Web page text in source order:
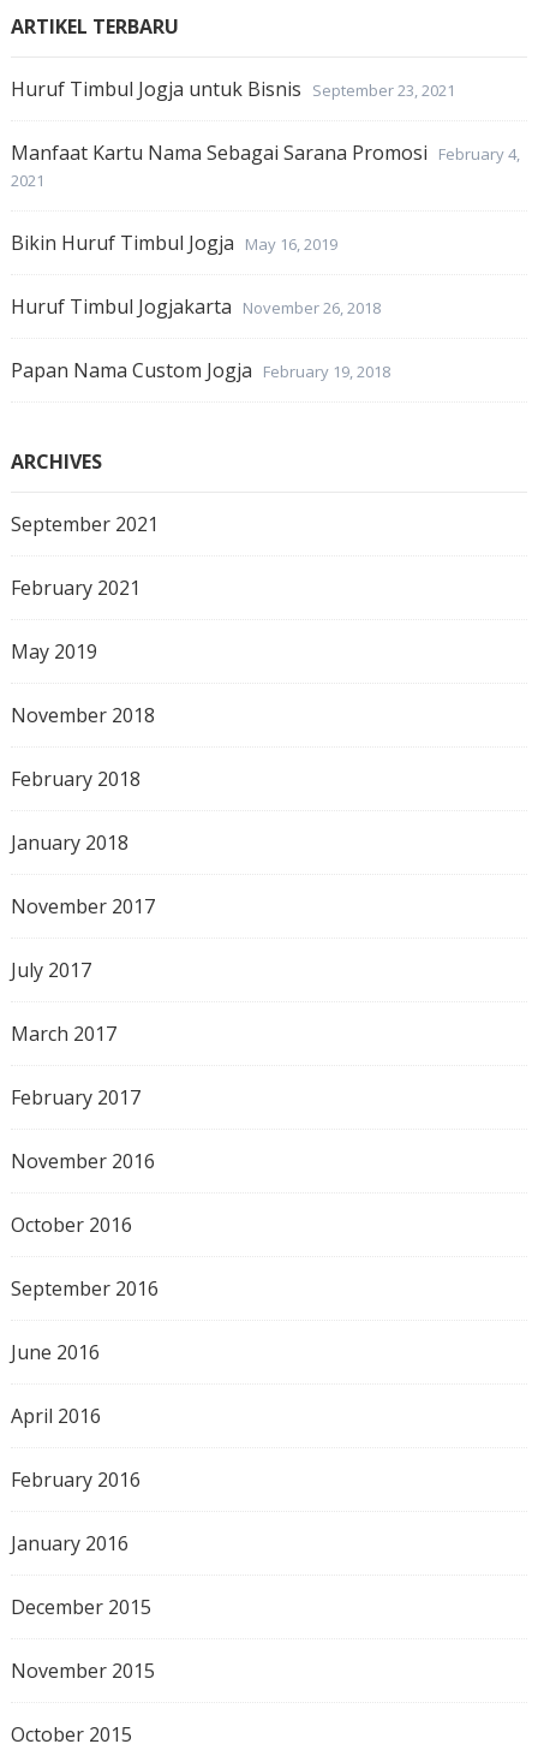
ARTIKEL TERBARU
Huruf Timbul Jogja untuk Bisnis September 23, 2021
Manfaat Kartu Nama Sebagai Sarana Promosi
February 4,
2021
Bikin Huruf Timbul Jogja May 16, 2019
Huruf Timbul Jogjakarta November 26, 2018
Papan Nama Custom Jogja February 19, 2018
ARCHIVES
September 2021
February 2021
May 2019
November 2018
February 2018
January 2018
November 2017
July 2017
March 2017
February 2017
November 2016
October 2016
September 2016
June 2016
April 2016
February 2016
January 2016
December 2015
November 2015
October 2015